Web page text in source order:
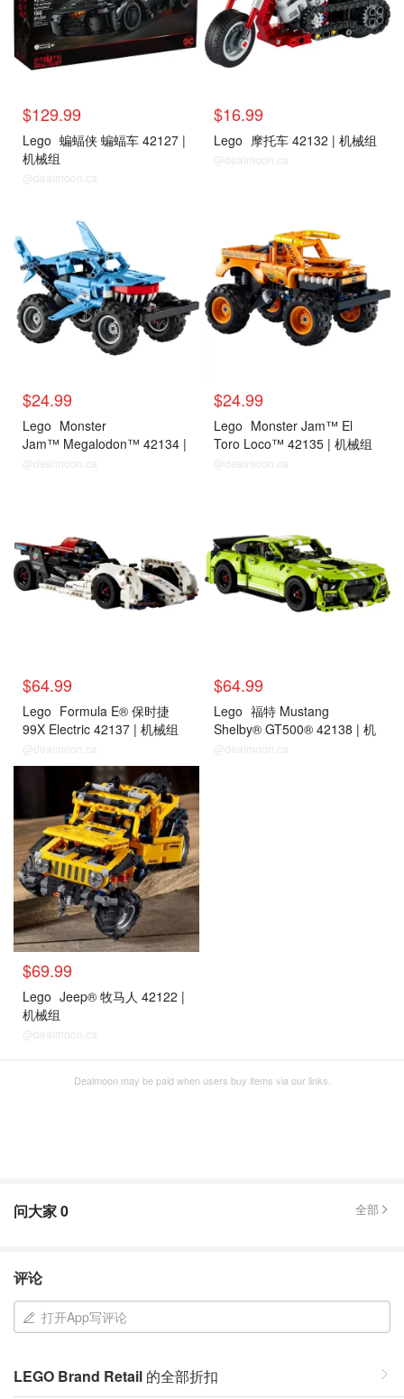
$129.99
Lego 蝙蝠侠 蝙蝠车 42127 |
机械组
@dealmoon.ca
$16.99
Lego 摩托车 42132 | 机械组
@dealmoon.ca
$24.99
Lego Monster
Jam™ Megalodon™ 42134 |
机械组
@dealmoon.ca
$24.99
Lego Monster Jam™ El
Toro Loco™ 42135 | 机械组
@dealmoon.ca
$64.99
Lego Formula E® 保时捷
99X Electric 42137 | 机械组
@dealmoon.ca
$64.99
Lego 福特 Mustang
Shelby® GT500® 42138 | 机
械组
@dealmoon.ca
$69.99
Lego Jeep® 牧马人 42122 |
机械组
@dealmoon.ca
Dealmoon may be paid when users buy items via our links.
问大家0 全部
评论
打开App写评论
LEGO Brand Retail 的全部折扣